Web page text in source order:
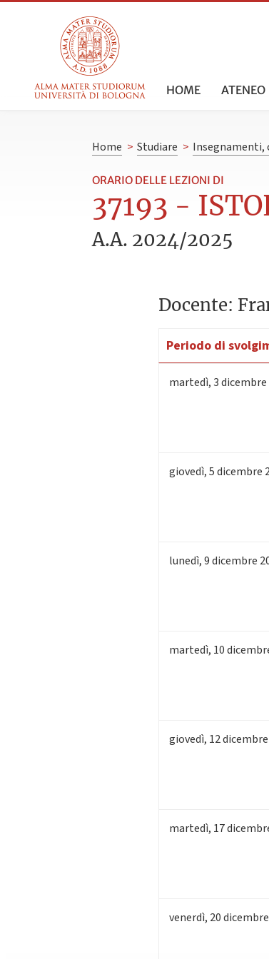
HOME ATENEO
Home > Studiare > Insegnamenti,
ORARIO DELLE LEZIONI DI
37193 -
A.A. 2024/2025
Docente:
Periodo di
martedì,3dicembre
giovedì,5dicembre
lunedì,9dicembre
martedì, 10
giovedì, 12
martedì, 17
venerdì, 20